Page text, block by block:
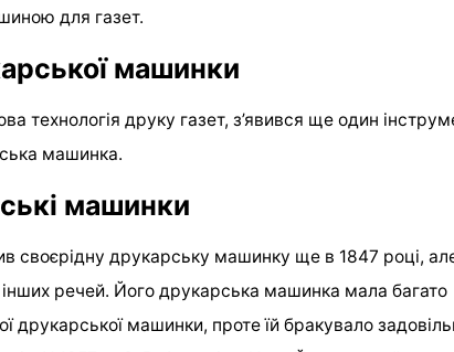
для газет.
машинки
технологія друку газет, з’явився ще один
машинка.
машинки
своєрідну друкарську машинку ще в 1847 році,
речей. Його друкарська машинка мала багато
друкарської машинки, проте їй бракувало